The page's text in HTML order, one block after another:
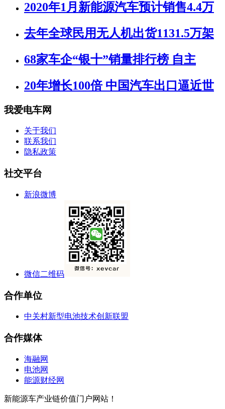
2020年1月新能源汽车预计销售4.4万
去年全球民用无人机出货1131.5万架
68家车企“银十”销量排行榜 自主
20年增长100倍 中国汽车出口逼近世
我爱电车网
关于我们
联系我们
隐私政策
社交平台
新浪微博
微信二维码
合作单位
中关村新型电池技术创新联盟
合作媒体
海融网
电池网
能源财经网
新能源车产业链价值门户网站！